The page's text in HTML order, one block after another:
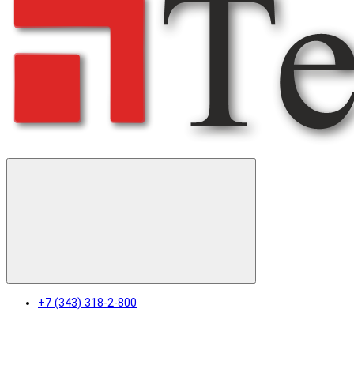
+7 (343) 318-2-800